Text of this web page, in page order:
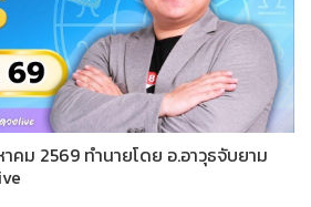
คม 2569 ทำนายโดย อ.อาวุธจับยาม